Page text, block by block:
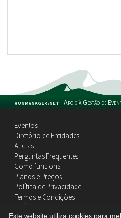
runmanager.net -Apoio à Gestão de
Eventos
Diretório de Entidades
Atletas
Perguntas Frequentes
Como funciona
Planos e Preços
Política de Privacidade
Termos e Condições
Política de Cookies
Este website utiliza cookies para